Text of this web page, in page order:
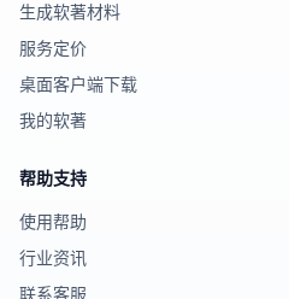
生成软著材料
服务定价
桌面客户端下载
我的软著
帮助支持
使用帮助
行业资讯
联系客服